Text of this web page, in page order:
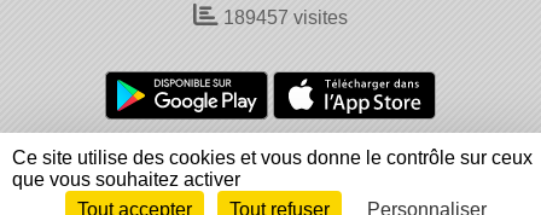
189457 visites
Charte cookies
Gestion des cookies
Informations légales
Signaler un contenu inapproprié
Envie de participer ?
Ce site utilise des cookies et vous donne le contrôle sur ceux
que vous souhaitez activer
Tout accepter
Tout refuser Personnaliser